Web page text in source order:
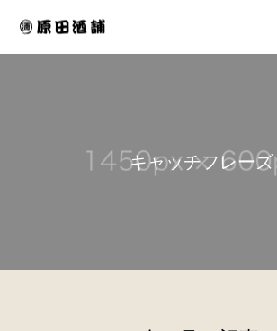
キャッチフ レーズ